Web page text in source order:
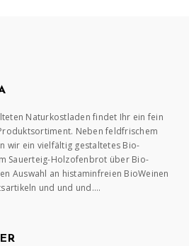
Naturkostladen findet Ihr ein fein
Neben feldfrischem
wir ein vielfältig gestaltetes Bio-
Sauerteig-Holzofenbrot über Bio-
Auswahl an histaminfreien BioWeinen
und und und….